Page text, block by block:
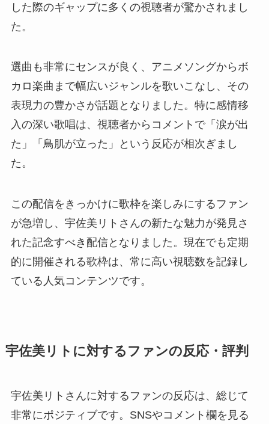
した際のギャップに多くの視聴者が驚かされまし
た。
選曲も非常にセンスが良く、アニメソングからボ
カロ楽曲まで幅広いジャンルを歌いこなし、その
表現力の豊かさが話題となりました。特に感情移
入の深い歌唱は、視聴者からコメントで「涙が出
た」「鳥肌が立った」という反応が相次ぎまし
た。
この配信をきっかけに歌枠を楽しみにするファン
が急増し、宇佐美リトさんの新たな魅力が発見さ
れた記念すべき配信となりました。現在でも定期
的に開催される歌枠は、常に高い視聴数を記録し
ている人気コンテンツです。
宇佐美リトに対するファンの反応・評判
宇佐美リトさんに対するファンの反応は、総じて
非常にポジティブです。SNSやコメント欄を見る